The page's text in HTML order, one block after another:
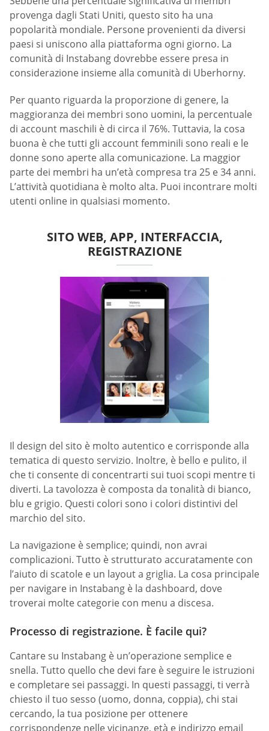
provenga dagli Stati Uniti, questo sito ha una
popolarità mondiale. Persone provenienti da diversi
paesi si uniscono alla piattaforma ogni giorno. La
comunità di Instabang dovrebbe essere presa in
considerazione insieme alla comunità di Uberhorny.
Per quanto riguarda la proporzione di genere, la
maggioranza dei membri sono uomini, la percentuale
di account maschili è di circa il 76%. Tuttavia, la cosa
buona è che tutti gli account femminili sono reali e le
donne sono aperte alla comunicazione. La maggior
parte dei membri ha un’età compresa tra 25 e 34 anni.
L’attività quotidiana è molto alta. Puoi incontrare molti
utenti online in qualsiasi momento.
SITO WEB, APP, INTERFACCIA,
REGISTRAZIONE
Il design del sito è molto autentico e corrisponde alla
tematica di questo servizio. Inoltre, è bello e pulito, il
che ti consente di concentrarti sui tuoi scopi mentre ti
diverti. La tavolozza è composta da tonalità di bianco,
blu e grigio. Questi colori sono i colori distintivi del
marchio del sito.
La navigazione è semplice; quindi, non avrai
complicazioni. Tutto è strutturato accuratamente con
l’aiuto di scatole e un layout a griglia. La cosa principale
per navigare in Instabang è la dashboard, dove
troverai molte categorie con menu a discesa.
Processo di registrazione. È facile qui?
Cantare su Instabang è un’operazione semplice e
snella. Tutto quello che devi fare è seguire le istruzioni
e completare sei passaggi. In questi passaggi, ti verrà
chiesto il tuo sesso (uomo, donna, coppia), chi stai
cercando, la tua posizione per ottenere
corrispondenze nelle vicinanze, età e indirizzo email